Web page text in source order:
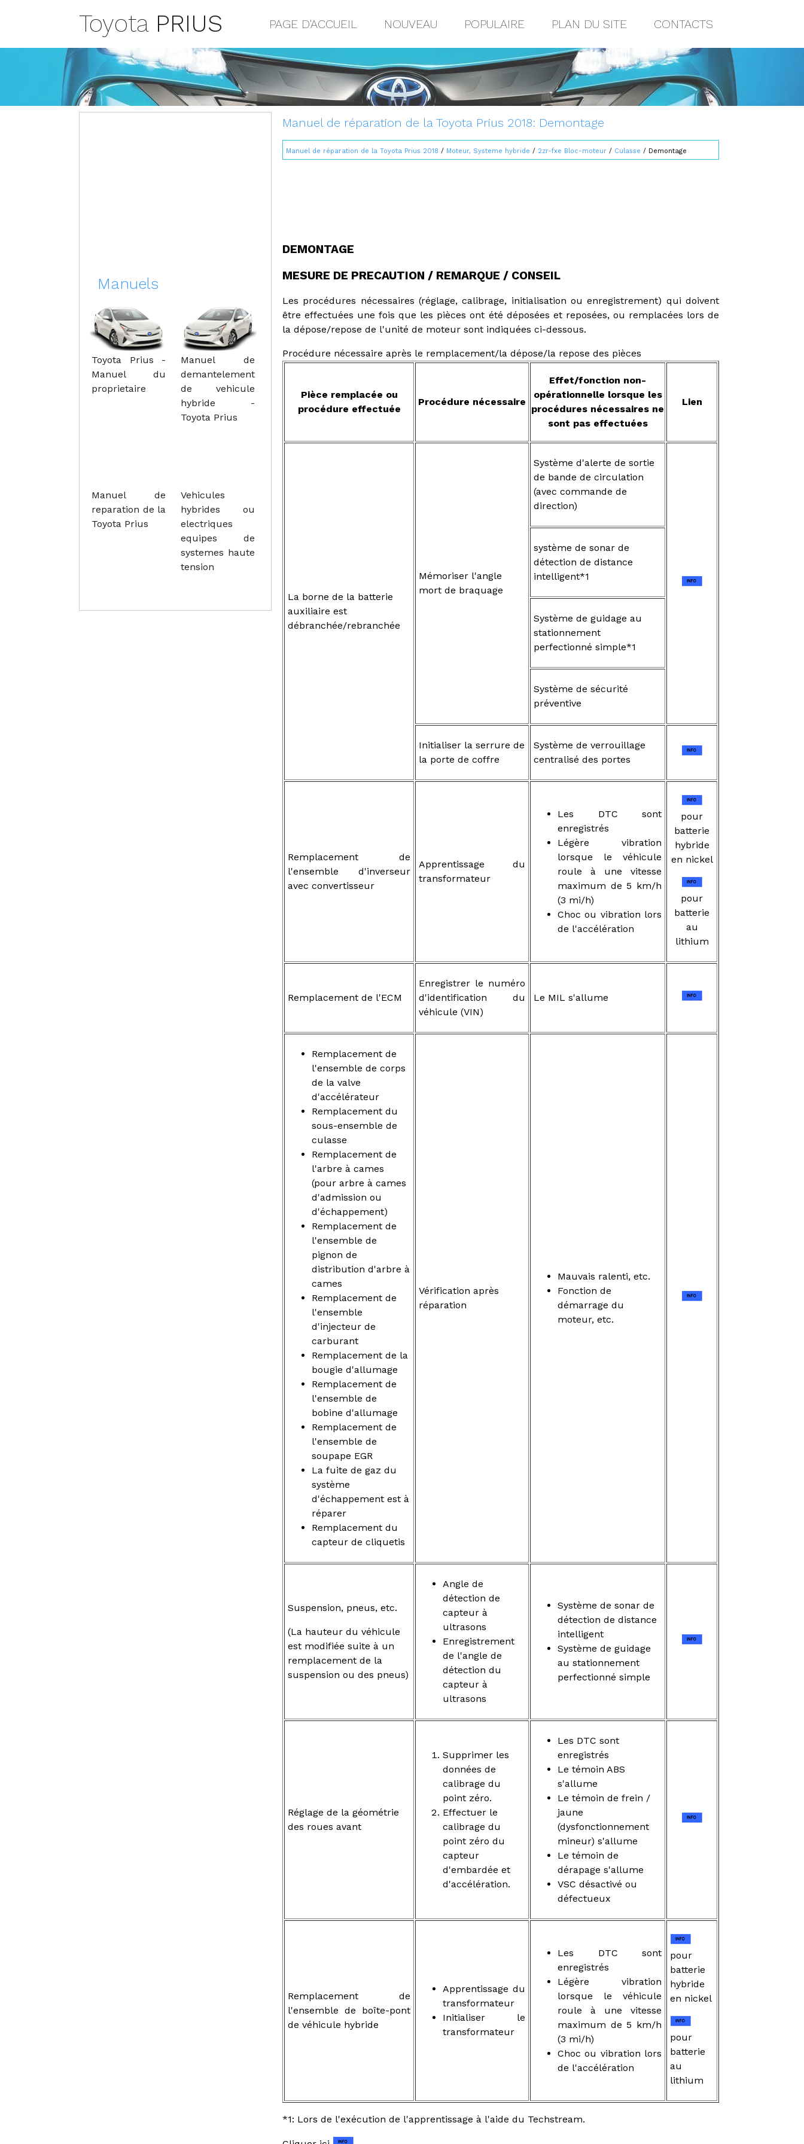
Toyota PRIUS PAGE D'ACCUEIL NOUVEAU POPULAIRE PLAN DU SITE CONTACTS
Manuel de réparation de la Toyota Prius 2018: Demontage
Manuel de réparation de la Toyota Prius 2018 / Moteur, Systeme hybride / 2zr-fxe Bloc-moteur / Culasse / Demontage
DEMONTAGE
MESURE DE PRECAUTION / REMARQUE / CONSEIL
Les procédures nécessaires (réglage, calibrage, initialisation ou enregistrement) qui doivent
être effectuées une fois que les pièces ont été déposées et reposées, ou remplacées lors de
la dépose/repose de l'unité de moteur sont indiquées ci-dessous.
Procédure nécessaire après le remplacement/la dépose/la repose des pièces
Pièce remplacée ou
procédure effectuée
Procédure nécessaire
Effet/fonction non-
opérationnelle lorsque les
procédures nécessaires ne
sont pas effectuées
Lien
La borne de la batterie
auxiliaire est
débranchée/rebranchée
Mémoriser l'angle
mort de braquage
Système d'alerte de sortie
de bande de circulation
(avec commande de
direction)
système de sonar de
détection de distance
intelligent*1
Système de guidage au
stationnement
perfectionné simple*1
Système de sécurité
préventive
Initialiser la serrure de
la porte de coffre
Système de verrouillage
centralisé des portes
Remplacement de
l'ensemble d'inverseur
avec convertisseur
Apprentissage du
transformateur
Les DTC sont
enregistrés
Légère vibration
lorsque le véhicule
roule à une vitesse
maximum de 5 km/h
(3 mi/h)
Choc ou vibration lors
de l'accélération
pour
batterie
hybride
en nickel
pour
batterie
au
lithium
Remplacement de l'ECM
Enregistrer le numéro
d'identification du
véhicule (VIN)
Le MIL s'allume
Remplacement de
l'ensemble de corps
de la valve
d'accélérateur
Remplacement du
sous-ensemble de
culasse
Remplacement de
l'arbre à cames
(pour arbre à cames
d'admission ou
d'échappement)
Remplacement de
l'ensemble de
pignon de
distribution d'arbre à
cames
Remplacement de
l'ensemble
d'injecteur de
carburant
Remplacement de la
bougie d'allumage
Remplacement de
l'ensemble de
bobine d'allumage
Remplacement de
l'ensemble de
soupape EGR
La fuite de gaz du
système
d'échappement est à
réparer
Remplacement du
capteur de cliquetis
Vérification après
réparation
Mauvais ralenti, etc.
Fonction de
démarrage du
moteur, etc.
Suspension, pneus, etc.
(La hauteur du véhicule
est modifiée suite à un
remplacement de la
suspension ou des pneus)
Angle de
détection de
capteur à
ultrasons
Enregistrement
de l'angle de
détection du
capteur à
ultrasons
Système de sonar de
détection de distance
intelligent
Système de guidage
au stationnement
perfectionné simple
Réglage de la géométrie
des roues avant
Supprimer les
données de
calibrage du
point zéro.
Effectuer le
calibrage du
point zéro du
capteur
d'embardée et
d'accélération.
Les DTC sont
enregistrés
Le témoin ABS
s'allume
Le témoin de frein /
jaune
(dysfonctionnement
mineur) s'allume
Le témoin de
dérapage s'allume
VSC désactivé ou
défectueux
Remplacement de
l'ensemble de boîte-pont
de véhicule hybride
Apprentissage du
transformateur
Initialiser le
transformateur
Les DTC sont
enregistrés
Légère vibration
lorsque le véhicule
roule à une vitesse
maximum de 5 km/h
(3 mi/h)
Choc ou vibration lors
de l'accélération
pour
batterie
hybride
en nickel
pour
batterie
au
lithium
*1: Lors de l'exécution de l'apprentissage à l'aide du Techstream.
Manuels
Toyota Prius -
Manuel du
proprietaire
Manuel de
demantelement
de vehicule
hybride -
Toyota Prius
Manuel de
reparation de la
Toyota Prius
Vehicules
hybrides ou
electriques
equipes de
systemes haute
tension